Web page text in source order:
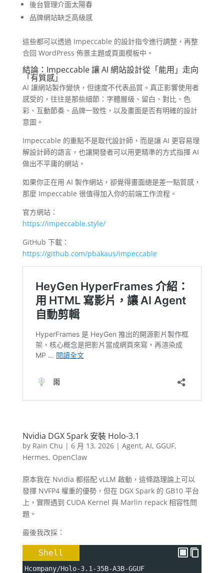
後台管理介面太陽春
品牌網站缺乏高級感
這些都可以透過 Impeccable 的設計指令進行調整，再整
合回 WordPress 佈景主題或頁面模板中。
結論：Impeccable 讓 AI 網站設計從「能用」走向
「有質感」
AI 讓網站製作變快，但速度不代表品質。真正影響使用者
感受的，往往是那些細節：字體層級、留白、對比、色
彩、互動節奏、品牌一致性，以及畫面是否有明確的設計
意圖。
Impeccable 的重點不是取代設計師，而是讓 AI 更容易理
解設計師的語言，也讓開發者可以用更精準的方式指揮 AI
做出不平庸的網站。
如果你正在用 AI 製作網站，卻覺得畫面總是差一點質感，
那麼 Impeccable 很值得加入你的前端工作流程。
官方網站：
https://impeccable.style/
GitHub 下載：
https://github.com/pbakaus/impeccable
Nvidia DGX Spark 安裝 Holo-3.1
by Rain Chu | 6 月 13, 2026| Agent, AI, GGUF,
Hermes, OpenClaw
原本我在 Nvidia 都搭配 vLLM 啟動，這條路理論上可以
發揮 NVFP4 權重的優勢，但在 DGX Spark 的 GB10 平台
上，實際遇到 CUDA Kernel 與 Marlin repack 相容性問
題。
最後我改採：
Shell
Hcompany/Holo-3.1-35B-A3B-GGUF